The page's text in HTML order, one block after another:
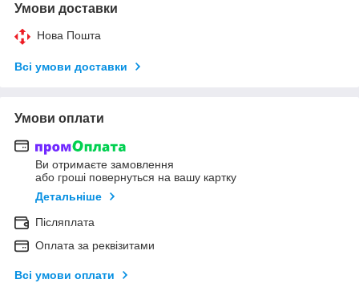
Умови доставки
Нова Пошта
Всі умови доставки
Умови оплати
Ви отримаєте замовлення
або гроші повернуться на вашу картку
Детальніше
Післяплата
Оплата за реквізитами
Всі умови оплати